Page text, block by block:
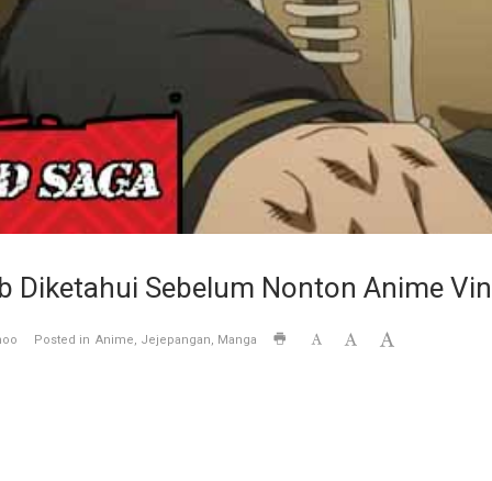
Diketahui Sebelum Nonton Anime
Posted in Anime Jejepangan Manga